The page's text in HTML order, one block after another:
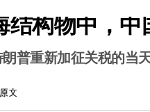
结构物中，
普重新加征关税的当